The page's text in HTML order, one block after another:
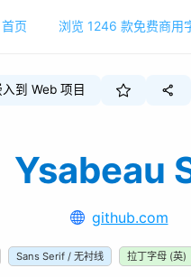
首页 浏览 1246 款免费商用
到 Web 项目
Ysabeau
github.com
Sans Serif / 无衬线 拉丁字母 (英)